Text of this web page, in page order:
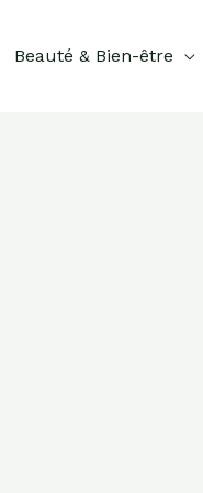
Beauté & Bien-être